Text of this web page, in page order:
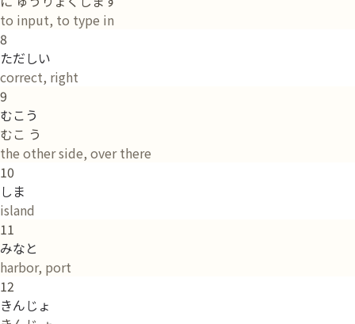
to input, to type in
8
ただしい
correct, right
9
むこう
むこ う
the other side, over there
10
しま
island
11
みなと
harbor, port
12
きんじょ